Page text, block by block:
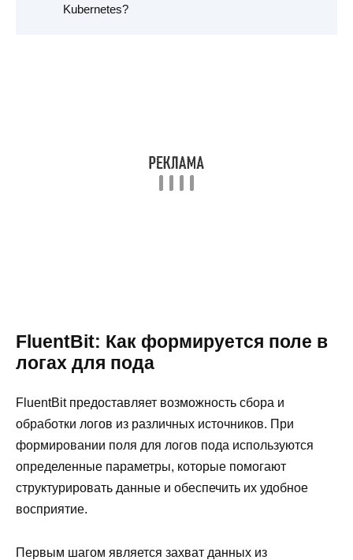
Kubernetes?
FluentBit: Как формируется поле в
логах для пода
FluentBit предоставляет возможность сбора и
обработки логов из различных источников. При
формировании поля для логов пода используются
определенные параметры, которые помогают
структурировать данные и обеспечить их удобное
восприятие.
Первым шагом является захват данных из